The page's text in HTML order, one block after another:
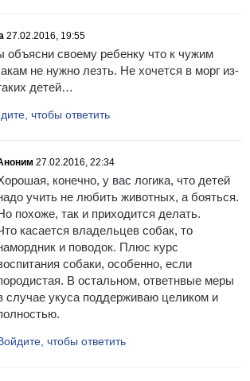
27.02.2016, 19:55
объясни своему ребенку что к чужим
не нужно лезть. Не хочется в морг из-
детей…
чтобы ответить
27.02.2016, 22:34
конечно, у вас логика, что детей
учить не любить животных, а бояться.
похоже, так и приходится делать.
касается владельцев собак, то
и поводок. Плюс курс
собаки, особенно, если
В остальном, ответнвые меры
случае укуса поддерживаю целиком и
чтобы ответить